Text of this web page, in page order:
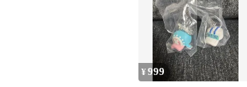
¥999